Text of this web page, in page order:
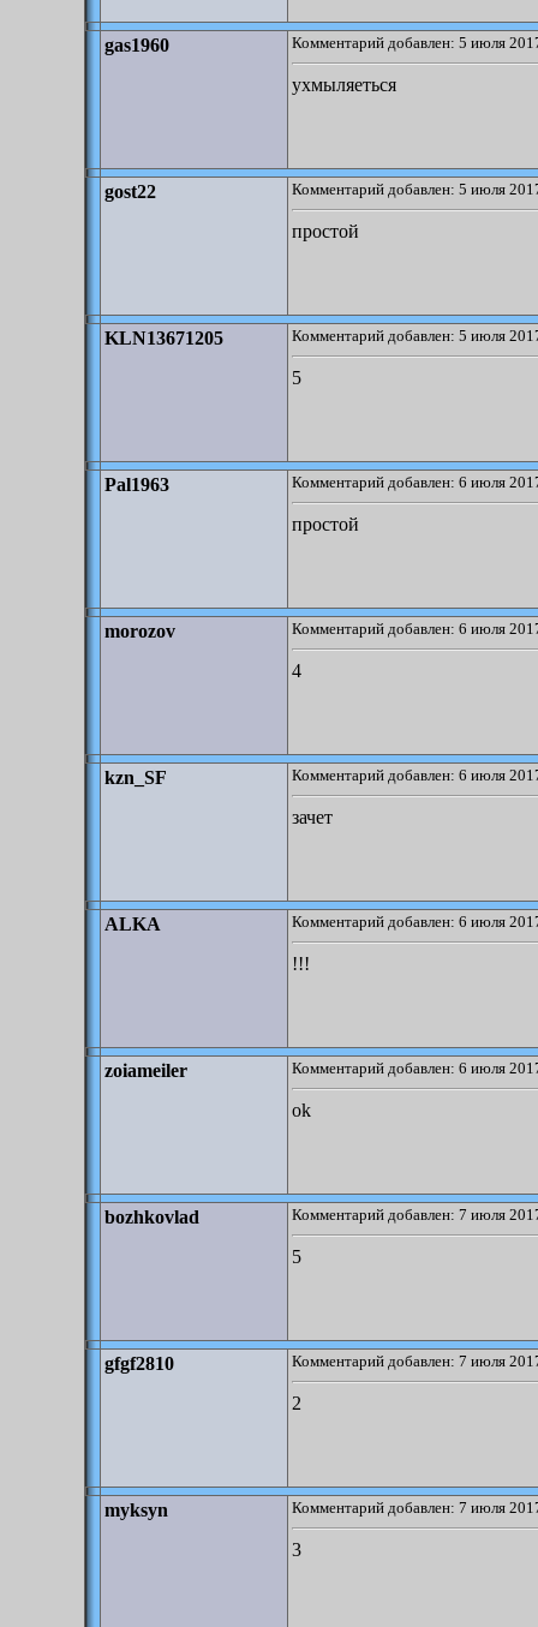
gas1960 Комментарий добавлен: 5 июля
ухмыляеться
gost22 Комментарий добавлен: 5 июля
простой
KLN13671205 Комментарий добавлен: 5 июля
5
Pal1963 Комментарий добавлен: 6 июля
простой
morozov Комментарий добавлен: 6 июля
4
kzn_SF Комментарий добавлен: 6 июля
зачет
ALKA Комментарий добавлен: 6 июля
!!!
zoiameiler Комментарий добавлен: 6 июля
ok
bozhkovlad Комментарий добавлен: 7 июля
5
gfgf2810 Комментарий добавлен: 7 июля
2
myksyn Комментарий добавлен: 7 июля
3